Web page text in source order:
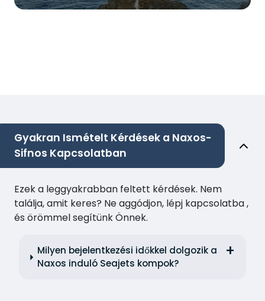
Gyakran Ismételt Kérdések a Naxos-
Sifnos Kapcsolatban
Ezek a leggyakrabban feltett kérdések. Nem
találja, amit keres? Ne aggódjon, lépj kapcsolatba ,
és örömmel segítünk Önnek.
Milyen bejelentkezési időkkel dolgozik a
Naxos induló Seajets kompok?